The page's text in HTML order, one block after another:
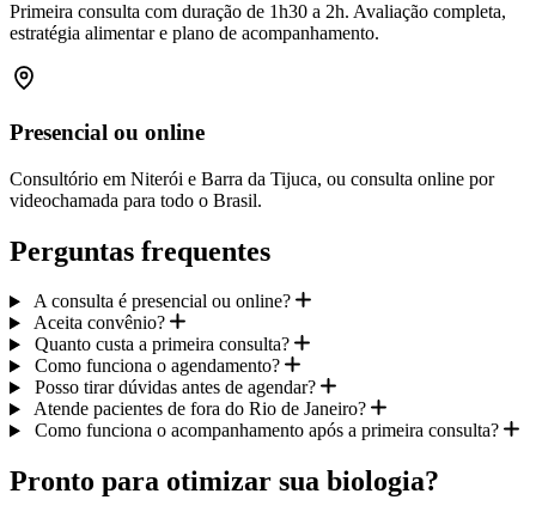
Primeira consulta com duração de 1h30 a 2h. Avaliação completa,
estratégia alimentar e plano de acompanhamento.
Presencial ou online
Consultório em Niterói e Barra da Tijuca, ou consulta online por
videochamada para todo o Brasil.
Perguntas frequentes
A consulta é presencial ou online?
Aceita convênio?
Quanto custa a primeira consulta?
Como funciona o agendamento?
Posso tirar dúvidas antes de agendar?
Atende pacientes de fora do Rio de Janeiro?
Como funciona o acompanhamento após a primeira consulta?
Pronto para otimizar sua biologia?